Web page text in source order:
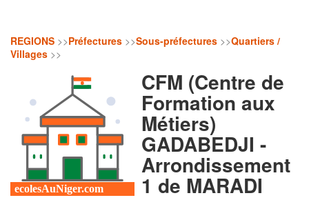
REGIONS >>Préfectures >>Sous-préfectures >>Quartiers /
Villages >>
CFM (Centre de
Formation aux
Métiers)
GADABEDJI -
Arrondissement
1 de MARADI